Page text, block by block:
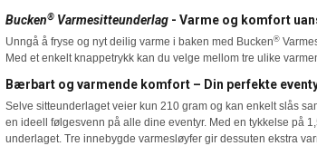
Bucken® Varmesitteunderlag - Varme og komfort
Unngå å fryse og nyt deilig varme i baken med Bucken®
Med et enkelt knappetrykk kan du velge mellom tre ulike
Bærbart og varmende komfort – Din perfekte
Selve sitteunderlaget veier kun 210 gram og kan enkelt slås
en ideell følgesvenn på alle dine eventyr. Med en tykkelse på
underlaget. Tre innebygde varmesløyfer gir dessuten ekstra